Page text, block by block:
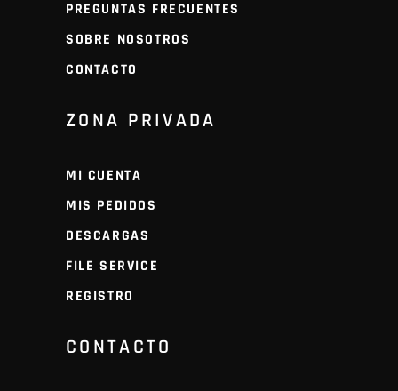
PREGUNTAS FRECUENTES
SOBRE NOSOTROS
CONTACTO
ZONA PRIVADA
MI CUENTA
MIS PEDIDOS
DESCARGAS
FILE SERVICE
REGISTRO
CONTACTO